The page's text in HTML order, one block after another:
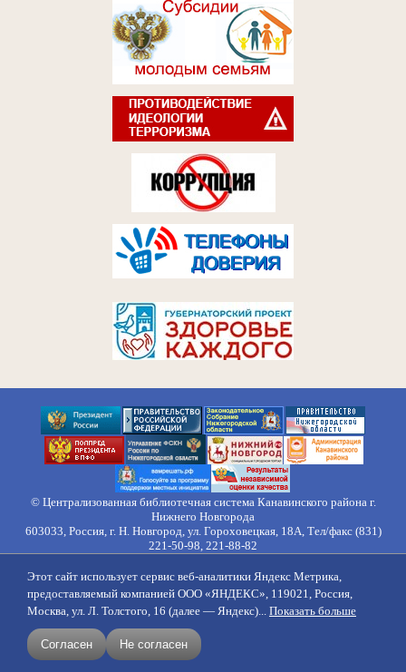
создание сайтов
продвижение
поддержка
© Централизованная библиотечная система Канавинского района г.
Нижнего Новгорода
603033, Россия, г. Н. Новгород, ул. Гороховецкая, 18А, Тел/факс (831)
221-50-98, 221-88-82
Контакты Противодействие коррупции
Противодействие
идеологии терроризма
Напишите нам
Этот сайт использует сервис веб-аналитики Яндекс Метрика,
предоставляемый компанией ООО «ЯНДЕКС», 119021, Россия,
Москва, ул. Л. Толстого, 16 (далее — Яндекс)... Показать больше
Согласен Не согласен